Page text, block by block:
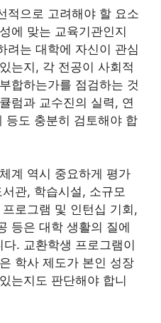
적으로 고려해야 할 요소
에 맞는 교육기관인지
려는 대학에 자신이 관심
는지, 각 전공이 사회적
합하는가를 점검하는 것
럼과 교수진의 실력, 연
등도 충분히 검토해야 합
계 역시 중요하게 평가
관, 학습시설, 소규모
로그램 및 인턴십 기회,
등은 대학 생활의 질에
. 교환학생 프로그램이
학사 제도가 본인 성장
는지도 판단해야 합니